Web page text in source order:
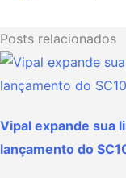
Posts relacionados
Vipal expande sua
lançamento do